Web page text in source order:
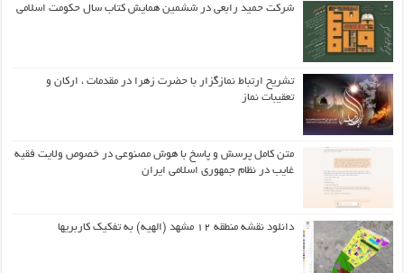
شرکت حمید رابعی در ششمین همایش کتاب سال حکومت اسلامی
تشریح ارتباط نمازگزار با حضرت زهرا در مقدمات ، ارکان و
تعقیبات نماز
متن کامل پرسش و پاسخ با هوش مصنوعی در خصوص ولایت فقیه
غایب در نظام جمهوری اسلامی ایران
دانلود نقشه منطقه ۱۲ مشهد (الهیه) به تفکیک کاربریها